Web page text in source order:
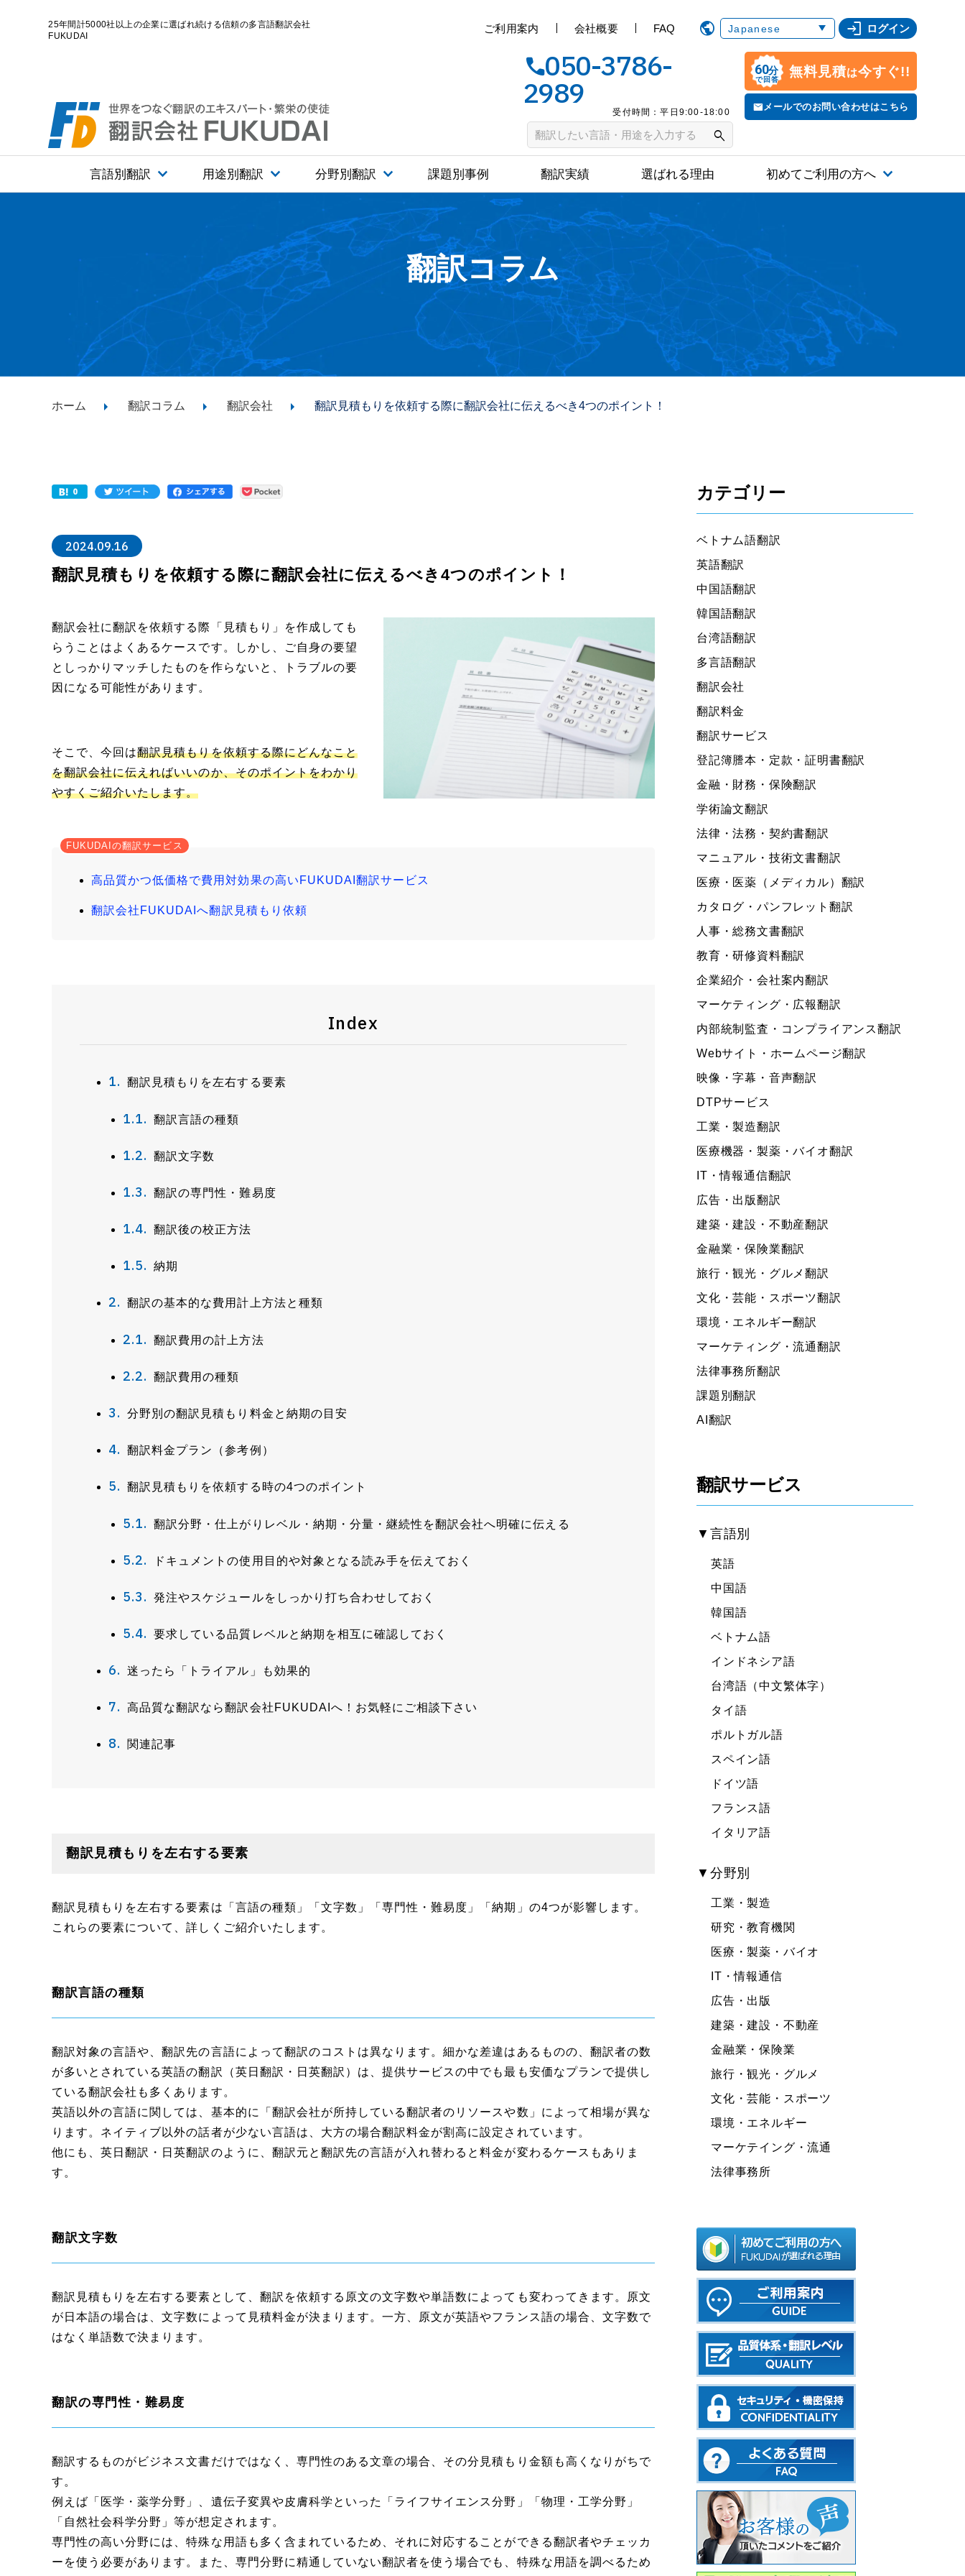
25年間計5000社以上の企業に選ばれ続ける信頼の多言語翻訳会社
FUKUDAI
ご利用案内 会社概要 FAQ login ログイン
050-3786-
2989
受付時間：平日9:00-18:00
search
60分
で回答 無料見積は今すぐ!!
メールでのお問い合わせはこちら
言語別翻訳 用途別翻訳 分野別翻訳 課題別事例 翻訳実績 選ばれる理由 初めてご利用の方へ
翻訳コラム
ホーム 翻訳コラム 翻訳会社 翻訳見積もりを依頼する際に翻訳会社に伝えるべき4つのポイント！
2024.09.16
翻訳見積もりを依頼する際に翻訳会社に伝えるべき4つのポイント！
翻訳会社に翻訳を依頼する際「見積もり」を作成しても
らうことはよくあるケースです。しかし、ご自身の要望
としっかりマッチしたものを作らないと、トラブルの要
因になる可能性があります。
そこで、今回は翻訳見積もりを依頼する際にどんなこと
を翻訳会社に伝えればいいのか、そのポイントをわかり
やすくご紹介いたします。
FUKUDAIの翻訳サービス
高品質かつ低価格で費用対効果の高いFUKUDAI翻訳サービス
翻訳会社FUKUDAIへ翻訳見積もり依頼
Index
翻訳見積もりを左右する要素
翻訳言語の種類
翻訳文字数
翻訳の専門性・難易度
翻訳後の校正方法
納期
翻訳の基本的な費用計上方法と種類
翻訳費用の計上方法
翻訳費用の種類
分野別の翻訳見積もり料金と納期の目安
翻訳料金プラン（参考例）
翻訳見積もりを依頼する時の4つのポイント
翻訳分野・仕上がりレベル・納期・分量・継続性を翻訳会社へ明確に伝える
ドキュメントの使用目的や対象となる読み手を伝えておく
発注やスケジュールをしっかり打ち合わせしておく
要求している品質レベルと納期を相互に確認しておく
迷ったら「トライアル」も効果的
高品質な翻訳なら翻訳会社FUKUDAIへ！お気軽にご相談下さい
関連記事
翻訳見積もりを左右する要素
翻訳見積もりを左右する要素は「言語の種類」「文字数」「専門性・難易度」「納期」の4つが影響します。
これらの要素について、詳しくご紹介いたします。
翻訳言語の種類
翻訳対象の言語や、翻訳先の言語によって翻訳のコストは異なります。細かな差違はあるものの、翻訳者の数
が多いとされている英語の翻訳（英日翻訳・日英翻訳）は、提供サービスの中でも最も安価なプランで提供し
ている翻訳会社も多くあります。
英語以外の言語に関しては、基本的に「翻訳会社が所持している翻訳者のリソースや数」によって相場が異な
ります。ネイティブ以外の話者が少ない言語は、大方の場合翻訳料金が割高に設定されています。
他にも、英日翻訳・日英翻訳のように、翻訳元と翻訳先の言語が入れ替わると料金が変わるケースもありま
す。
翻訳文字数
翻訳見積もりを左右する要素として、翻訳を依頼する原文の文字数や単語数によっても変わってきます。原文
が日本語の場合は、文字数によって見積料金が決まります。一方、原文が英語やフランス語の場合、文字数で
はなく単語数で決まります。
翻訳の専門性・難易度
翻訳するものがビジネス文書だけではなく、専門性のある文章の場合、その分見積もり金額も高くなりがちで
す。
例えば「医学・薬学分野」、遺伝子変異や皮膚科学といった「ライフサイエンス分野」「物理・工学分野」
「自然社会科学分野」等が想定されます。
専門性の高い分野には、特殊な用語も多く含まれているため、それに対応することができる翻訳者やチェッカ
ーを使う必要があります。また、専門分野に精通していない翻訳者を使う場合でも、特殊な用語を調べるため
カテゴリー
ベトナム語翻訳
英語翻訳
中国語翻訳
韓国語翻訳
台湾語翻訳
多言語翻訳
翻訳会社
翻訳料金
翻訳サービス
登記簿謄本・定款・証明書翻訳
金融・財務・保険翻訳
学術論文翻訳
法律・法務・契約書翻訳
マニュアル・技術文書翻訳
医療・医薬（メディカル）翻訳
カタログ・パンフレット翻訳
人事・総務文書翻訳
教育・研修資料翻訳
企業紹介・会社案内翻訳
マーケティング・広報翻訳
内部統制監査・コンプライアンス翻訳
Webサイト・ホームページ翻訳
映像・字幕・音声翻訳
DTPサービス
工業・製造翻訳
医療機器・製薬・バイオ翻訳
IT・情報通信翻訳
広告・出版翻訳
建築・建設・不動産翻訳
金融業・保険業翻訳
旅行・観光・グルメ翻訳
文化・芸能・スポーツ翻訳
環境・エネルギー翻訳
マーケティング・流通翻訳
法律事務所翻訳
課題別翻訳
AI翻訳
翻訳サービス
▼言語別
英語
中国語
韓国語
ベトナム語
インドネシア語
台湾語（中文繁体字）
タイ語
ポルトガル語
スペイン語
ドイツ語
フランス語
イタリア語
▼分野別
工業・製造
研究・教育機関
医療・製薬・バイオ
IT・情報通信
広告・出版
建築・建設・不動産
金融業・保険業
旅行・観光・グルメ
文化・芸能・スポーツ
環境・エネルギー
マーケテイング・流通
法律事務所